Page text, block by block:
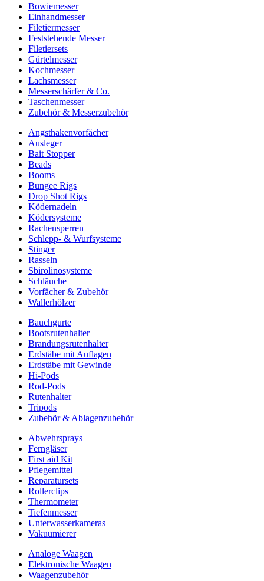
Bowiemesser
Einhandmesser
Filetiermesser
Feststehende Messer
Filetiersets
Gürtelmesser
Kochmesser
Lachsmesser
Messerschärfer & Co.
Taschenmesser
Zubehör & Messerzubehör
Angsthakenvorfächer
Ausleger
Bait Stopper
Beads
Booms
Bungee Rigs
Drop Shot Rigs
Ködernadeln
Ködersysteme
Rachensperren
Schlepp- & Wurfsysteme
Stinger
Rasseln
Sbirolinosysteme
Schläuche
Vorfächer & Zubehör
Wallerhölzer
Bauchgurte
Bootsrutenhalter
Brandungsrutenhalter
Erdstäbe mit Auflagen
Erdstäbe mit Gewinde
Hi-Pods
Rod-Pods
Rutenhalter
Tripods
Zubehör & Ablagenzubehör
Abwehrsprays
Ferngläser
First aid Kit
Pflegemittel
Reparatursets
Rollerclips
Thermometer
Tiefenmesser
Unterwasserkameras
Vakuumierer
Analoge Waagen
Elektronische Waagen
Waagenzubehör